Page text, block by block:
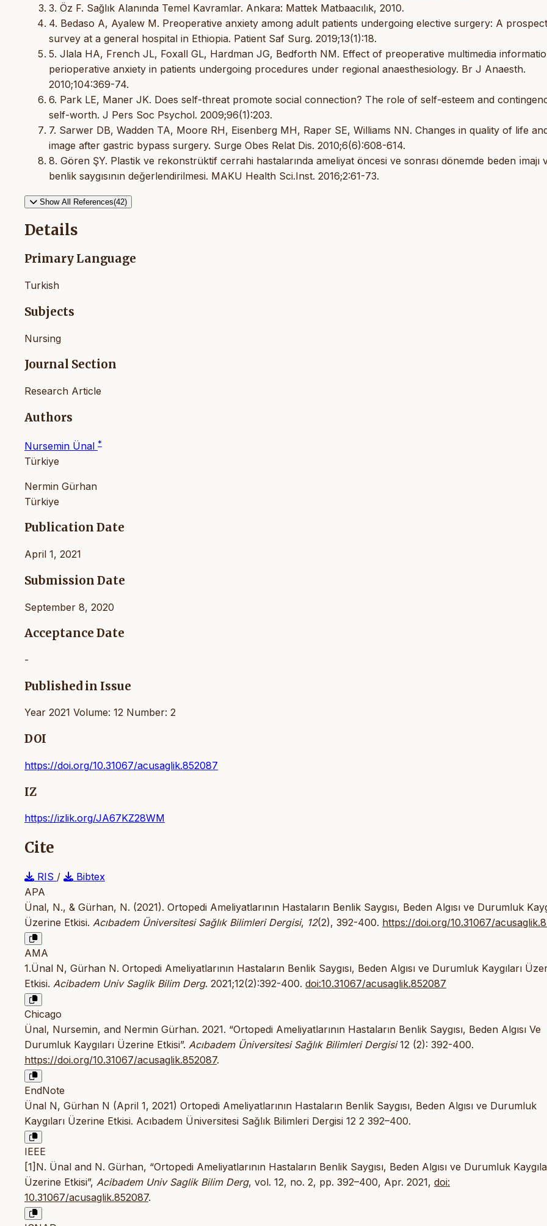
3. Öz F. Sağlık Alanında Temel Kavramlar. Ankara: Mattek Matbaacılık, 2010.
4. Bedaso A, Ayalew M. Preoperative anxiety among adult patients undergoing elective surgery: A
survey at a general hospital in Ethiopia. Patient Saf Surg. 2019;13(1):18.
5. Jlala HA, French JL, Foxall GL, Hardman JG, Bedforth NM. Effect of preoperative multimedia
perioperative anxiety in patients undergoing procedures under regional anaesthesiology. Br J Anaesth.
2010;104:369-74.
6. Park LE, Maner JK. Does self-threat promote social connection? The role of self-esteem and
self-worth. J Pers Soc Psychol. 2009;96(1):203.
7. Sarwer DB, Wadden TA, Moore RH, Eisenberg MH, Raper SE, Williams NN. Changes in quality of life
image after gastric bypass surgery. Surge Obes Relat Dis. 2010;6(6):608-614.
8. Gören ŞY. Plastik ve rekonstrüktif cerrahi hastalarında ameliyat öncesi ve sonrası dönemde beden ı̇majı
benlik saygısının değerlendirilmesi. MAKU Health Sci.Inst. 2016;2:61-73.
Show All References(42)
Details
Primary Language
Turkish
Subjects
Nursing
Journal Section
Research Article
Authors
Nursemin Ünal *
Türkiye
Nermin Gürhan
Türkiye
Publication Date
April 1, 2021
Submission Date
September 8, 2020
Acceptance Date
-
Published in Issue
Year 2021 Volume: 12 Number: 2
DOI
https://doi.org/10.31067/acusaglik.852087
IZ
https://izlik.org/JA67KZ28WM
Cite
RIS /
Bibtex
APA
Ünal, N., & Gürhan, N. (2021). Ortopedi Ameliyatlarının Hastaların Benlik Saygısı, Beden Algısı ve Durumluk
Üzerine Etkisi. Acıbadem Üniversitesi Sağlık Bilimleri Dergisi, 12(2), 392-400. https://doi.org/10.31067/
AMA
1.Ünal N, Gürhan N. Ortopedi Ameliyatlarının Hastaların Benlik Saygısı, Beden Algısı ve Durumluk Kaygıları
Etkisi. Acibadem Univ Saglik Bilim Derg. 2021;12(2):392-400. doi:10.31067/acusaglik.852087
Chicago
Ünal, Nursemin, and Nermin Gürhan. 2021. “Ortopedi Ameliyatlarının Hastaların Benlik Saygısı, Beden Algısı Ve
Durumluk Kaygıları Üzerine Etkisi”. Acıbadem Üniversitesi Sağlık Bilimleri Dergisi12 (2): 392-400.
https://doi.org/10.31067/acusaglik.852087.
EndNote
Ünal N, Gürhan N (April 1, 2021) Ortopedi Ameliyatlarının Hastaların Benlik Saygısı, Beden Algısı ve Durumluk
Kaygıları Üzerine Etkisi. Acıbadem Üniversitesi Sağlık Bilimleri Dergisi 12 2 392–400.
IEEE
[1]N. Ünal and N. Gürhan, “Ortopedi Ameliyatlarının Hastaların Benlik Saygısı, Beden Algısı ve Durumluk
Üzerine Etkisi”, Acibadem Univ Saglik Bilim Derg, vol. 12, no. 2, pp. 392–400, Apr. 2021, doi:
10.31067/acusaglik.852087.